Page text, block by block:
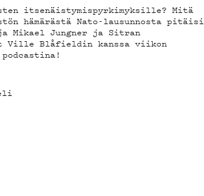
itsenäistymispyrkimyksille? Mitä
hämärästä Nato-lausunnosta pitäisi
Mikael Jungner ja Sitran
Ville Blåfieldin kanssa viikon